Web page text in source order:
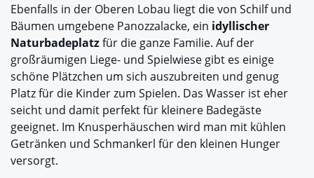
Ebenfalls in der Oberen Lobau liegt die von Schilf und
Bäumen umgebene Panozzalacke, ein idyllischer
Naturbadeplatzfür die ganze Familie. Auf der
großräumigen Liege- und Spielwiese gibt es einige
schöne Plätzchen um sich auszubreiten und genug
Platz für die Kinder zum Spielen. Das Wasser ist eher
seicht und damit perfekt für kleinere Badegäste
geeignet. Im Knusperhäuschen wird man mit kühlen
Getränken und Schmankerl für den kleinen Hunger
versorgt.